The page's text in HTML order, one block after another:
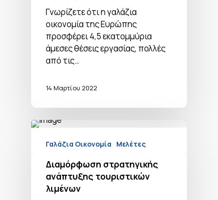
Γνωρίζετε ότι η γαλάζια
οικονομία της Ευρώπης
προσφέρει 4,5 εκατομμύρια
άμεσες θέσεις εργασίας, πολλές
από τις…
14 Μαρτίου 2022
Γαλάζια Οικονομία Μελέτες
Διαμόρφωση στρατηγικής
ανάπτυξης τουριστικών
λιμένων